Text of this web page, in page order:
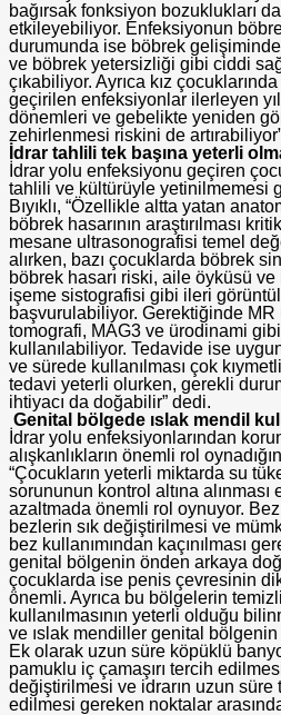
bağırsak fonksiyon bozuklukları
etkileyebiliyor. Enfeksiyonun
durumunda ise böbrek
ve böbrek yetersizliği gibi ciddi
çıkabiliyor. Ayrıca kız
geçirilen enfeksiyonlar ilerleyen
dönemleri ve gebelikte yeniden
zehirlenmesi riskini de
İdrar tahlili tek başına yeterli
İdrar yolu enfeksiyonu geçiren
tahlili ve kültürüyle yetinilmemesi
Bıyıklı, “Özellikle altta yatan
böbrek hasarının araştırılması
mesane ultrasonografisi temel
alırken, bazı çocuklarda böbrek
böbrek hasarı riski, aile öyküsü
işeme sistografisi gibi ileri
başvurulabiliyor. Gerektiğinde MR
tomografi, MAG3 ve ürodinami
kullanılabiliyor. Tedavide ise
ve sürede kullanılması çok
tedavi yeterli olurken, gerekli
ihtiyacı da doğabilir” dedi.
Genital bölgede ıslak mendil
İdrar yolu enfeksiyonlarından
alışkanlıkların önemli rol
“Çocukların yeterli miktarda su
sorununun kontrol altına
azaltmada önemli rol oynuyor.
bezlerin sık değiştirilmesi ve
bez kullanımından kaçınılması
genital bölgenin önden arkaya
çocuklarda ise penis çevresinin
önemli. Ayrıca bu bölgelerin
kullanılmasının yeterli olduğu
ve ıslak mendiller genital bölgenin
Ek olarak uzun süre köpüklü
pamuklu iç çamaşırı tercih
değiştirilmesi ve idrarın uzun süre
edilmesi gereken noktalar